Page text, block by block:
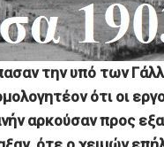
την υπό των
ότι οι
αρκούσαν προς